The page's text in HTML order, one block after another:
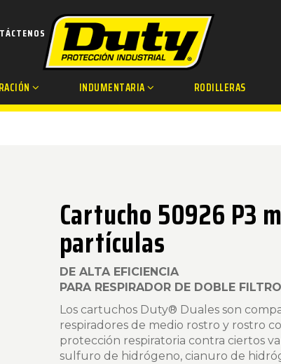
INDUMENTARIA RODILLERAS
Cartucho 50926 P3
partículas
DE ALTA EFICIENCIA
PARA RESPIRADOR DE DOBLE FILTRO
Los cartuchos Duty® Duales son
respiradores de medio rostro y rostro
protección respiratoria contra ciertos
sulfuro de hidrógeno, cianuro de